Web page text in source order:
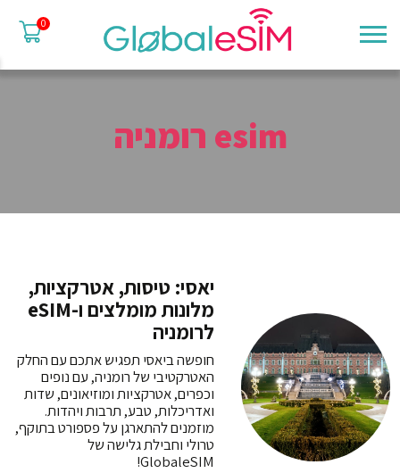
0
esim רומניה
יאסי: טיסות, אטרקציות,
מלונות מומלצים ו-eSIM
לרומניה
חופשה ביאסי תפגיש אתכם עם החלק
האטרקטיבי של רומניה, עם נופים
וכפרים, אטרקציות ומוזיאונים, שדות
ואדריכלות, טבע, תרבות ויהדות.
מוזמנים להתארגן על פספורט בתוקף,
טרולי וחבילת גלישה של
GlobaleSIM!